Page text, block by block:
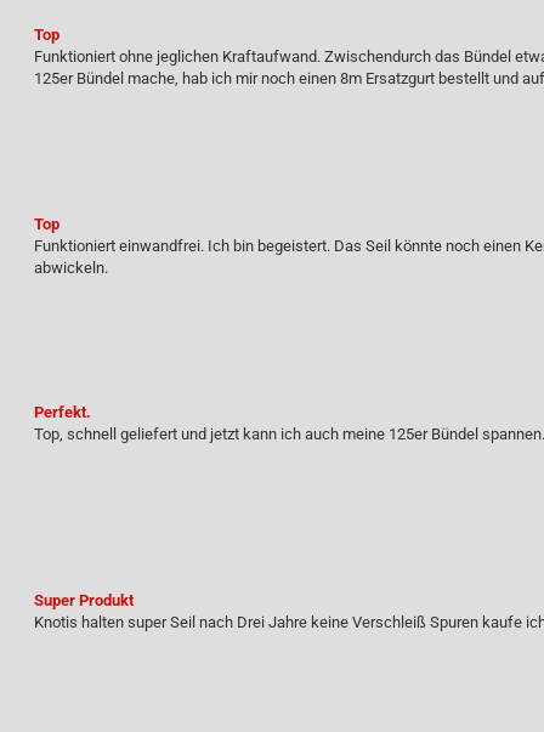
Top
Funktioniert ohne jeglichen Kraftaufwand. Zwischendurch das Bündel
125er Bündel mache, hab ich mir noch einen 8m Ersatzgurt bestellt und
Top
Funktioniert einwandfrei. Ich bin begeistert. Das Seil könnte noch einen
abwickeln.
Perfekt.
Top, schnell geliefert und jetzt kann ich auch meine 125er Bündel
Super Produkt
Knotis halten super Seil nach Drei Jahre keine Verschleiß Spuren kaufe